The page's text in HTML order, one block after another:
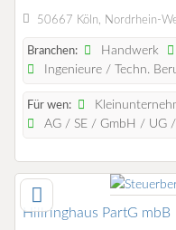
50667 Köln, Nordrhein-
Branchen: Handwerk
Ingenieure / Techn.
Für wen:
AG / SE / GmbH / UG
Hillringhaus PartG mbB